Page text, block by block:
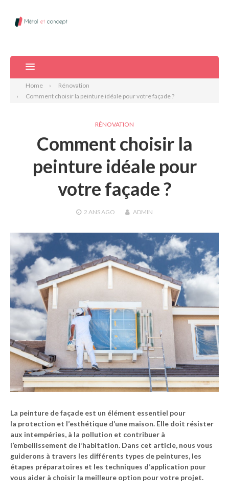
Home
Rénovation
Comment choisir la peinture idéale pour votre façade ?
RÉNOVATION
Comment choisir la
peinture idéale pour
votre façade ?
2 ANSAGO ADMIN
La peinture de façade est un élément essentiel pour
la protection et l’esthétique d’une maison. Elle doit résister
aux intempéries, à la pollution et contribuer à
l’embellissement de l’habitation. Dans cet article, nous vous
guiderons à travers les différents types de peintures, les
étapes préparatoires et les techniques d’application pour
vous aider à choisir la meilleure option pour votre projet.